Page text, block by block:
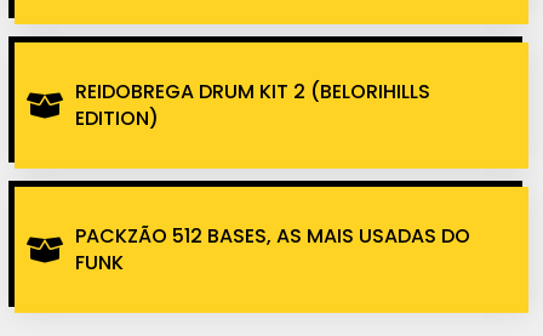
REIDOBREGA DRUM KIT 2 (BELORIHILLS
EDITION)
PACKZÃO 512 BASES, AS MAIS USADAS DO
FUNK